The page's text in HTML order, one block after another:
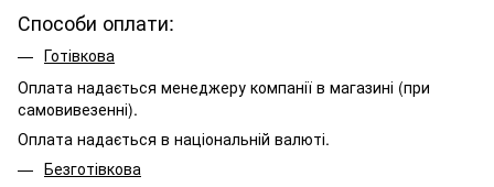
Способи оплати:
Готівкова
Оплата надається менеджеру компанії в магазині (при
самовивезенні).
Оплата надається в національній валюті.
Безготівкова